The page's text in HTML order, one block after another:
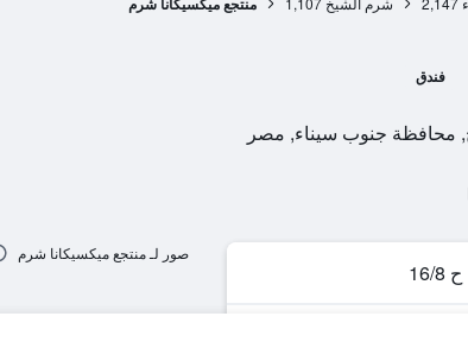
فندق
محافظة جنوب سيناء, مصر
ح 16/8
صور لـ منتجع ميكسيكانا شرم